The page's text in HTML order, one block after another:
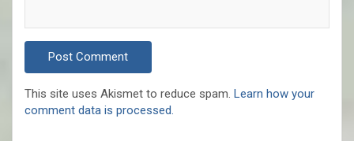
This site uses Akismet to reduce spam. Learn how your
comment data is processed.